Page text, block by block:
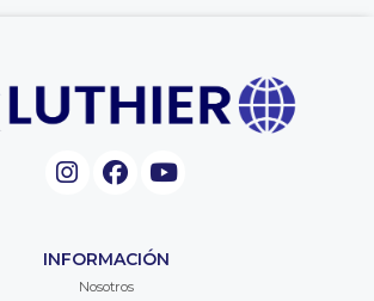
INFORMACIÓN
Nosotros